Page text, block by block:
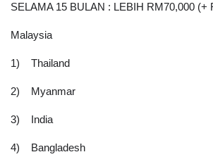
SELAMA 15 BULAN : LEBIH RM70,000 (+
Malaysia
1)    Thailand
2)    Myanmar
3)    India
4)    Bangladesh